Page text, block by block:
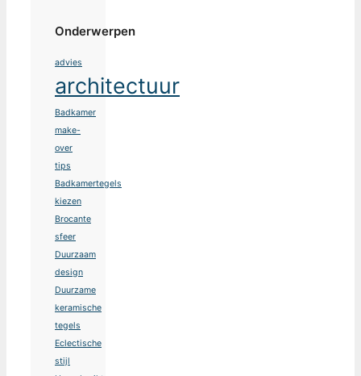
Onderwerpen
advies
architectuur
Badkamer
make-
over
tips
Badkamertegels
kiezen
Brocante
sfeer
Duurzaam
design
Duurzame
keramische
tegels
Eclectische
stijl